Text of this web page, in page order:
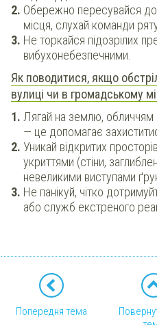
Обережно пересувайся
місця, слухай команди
Не торкайся підозрілих
вибухонебезпечними.
Як поводитися, якщо
вулиці чи в громадському
Лягай на землю, обличчям
— це допомагає
Уникай відкритих
укриттями (стіни,
невеликими виступами
Не панікуй, чітко
або служб екстреного
Попередня тема